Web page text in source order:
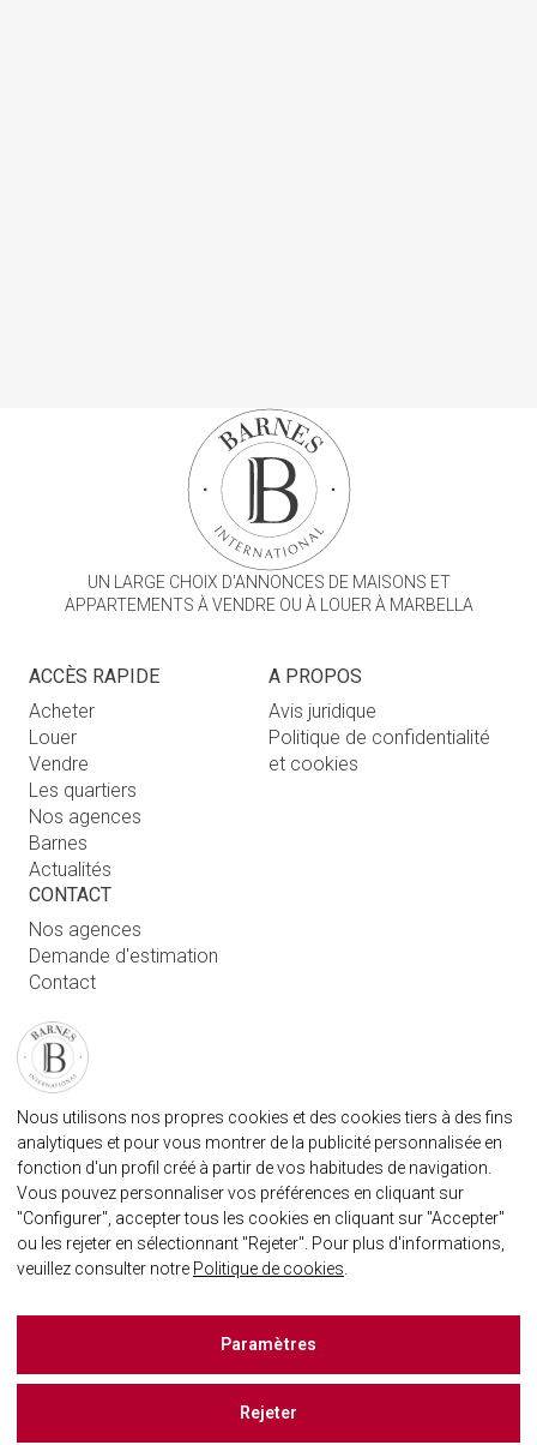
UN LARGE CHOIX D'ANNONCES DE MAISONS ET
APPARTEMENTS À VENDRE OU À LOUER À MARBELLA
ACCÈS RAPIDE
Acheter
Louer
Vendre
Les quartiers
Nos agences
Barnes
Actualités
A PROPOS
Avis juridique
Politique de confidentialité
et cookies
CONTACT
Nos agences
Demande d'estimation
Contact
FAQ
AGENECE IMMOBILIÈRE BARNES MARBELLA
marbella@barnes-international.com
+34 614 25 01 89
Nous utilisons nos propres cookies et des cookies tiers à des fins
analytiques et pour vous montrer de la publicité personnalisée en
fonction d'un profil créé à partir de vos habitudes de navigation.
Vous pouvez personnaliser vos préférences en cliquant sur
"Configurer", accepter tous les cookies en cliquant sur "Accepter"
ou les rejeter en sélectionnant "Rejeter". Pour plus d'informations,
veuillez consulter notre Politique de cookies
Paramètres
Rejeter